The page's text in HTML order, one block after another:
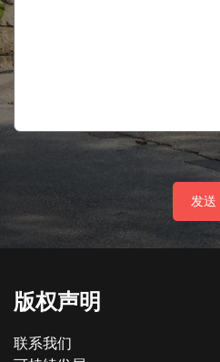
发送
版权声明
联系我们